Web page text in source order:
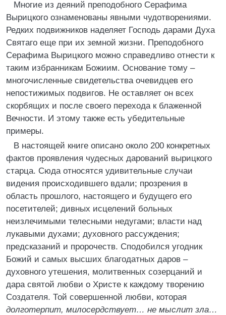
Многие из деяний преподобного Серафима
Вырицкого ознаменованы явными чудотворениями.
Редких подвижников наделяет Господь дарами Духа
Святаго еще при их земной жизни. Преподобного
Серафима Вырицкого можно справедливо отнести к
таким избранникам Божиим. Основание тому –
многочисленные свидетельства очевидцев его
непостижимых подвигов. Не оставляет он всех
скорбящих и после своего перехода к блаженной
Вечности. И этому также есть убедительные
примеры.
В настоящей книге описано около 200 конкретных
фактов проявления чудесных дарований вырицкого
старца. Сюда относятся удивительные случаи
видения происходившего вдали; прозрения в
область прошлого, настоящего и будущего его
посетителей; дивных исцелений больных
неизлечимыми телесными недугами; власти над
лукавыми духами; духовного рассуждения;
предсказаний и пророчеств. Сподобился угодник
Божий и самых высших благодатных даров –
духовного утешения, молитвенных созерцаний и
дара святой любви о Христе к каждому творению
Создателя. Той совершенной любви, которая
долготерпит, милосердствует… не мыслит зла…